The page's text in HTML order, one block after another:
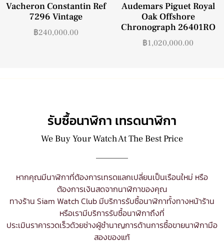
Vacheron Constantin Ref
7296 Vintage
฿240,000.00
Audemars Piguet Royal
Oak Offshore
Chronograph 26401RO
฿1,020,000.00
รับซื้อนาฬิกา เทรดนาฬิกา
We Buy Your Watch At The Best Price
หากคุณมีนาฬิกาที่ต้องการเทรดแลกเปลี่ยนเป็นเรือนใหม่ หรือ
ต้องการเงินสดจากนาฬิกาของคุณ
ทางร้าน Siam Watch Club มีบริการรับซื้อนาฬิกาทั้งทางหน้าร้าน
หรือเรามีบริการรับซื้อนาฬิกาถึงที่
ประเมินราคารวดเร็วด้วยช่างผู้ชำนาญการด้านการซื้อขายนาฬิกามือ
สองของแท้